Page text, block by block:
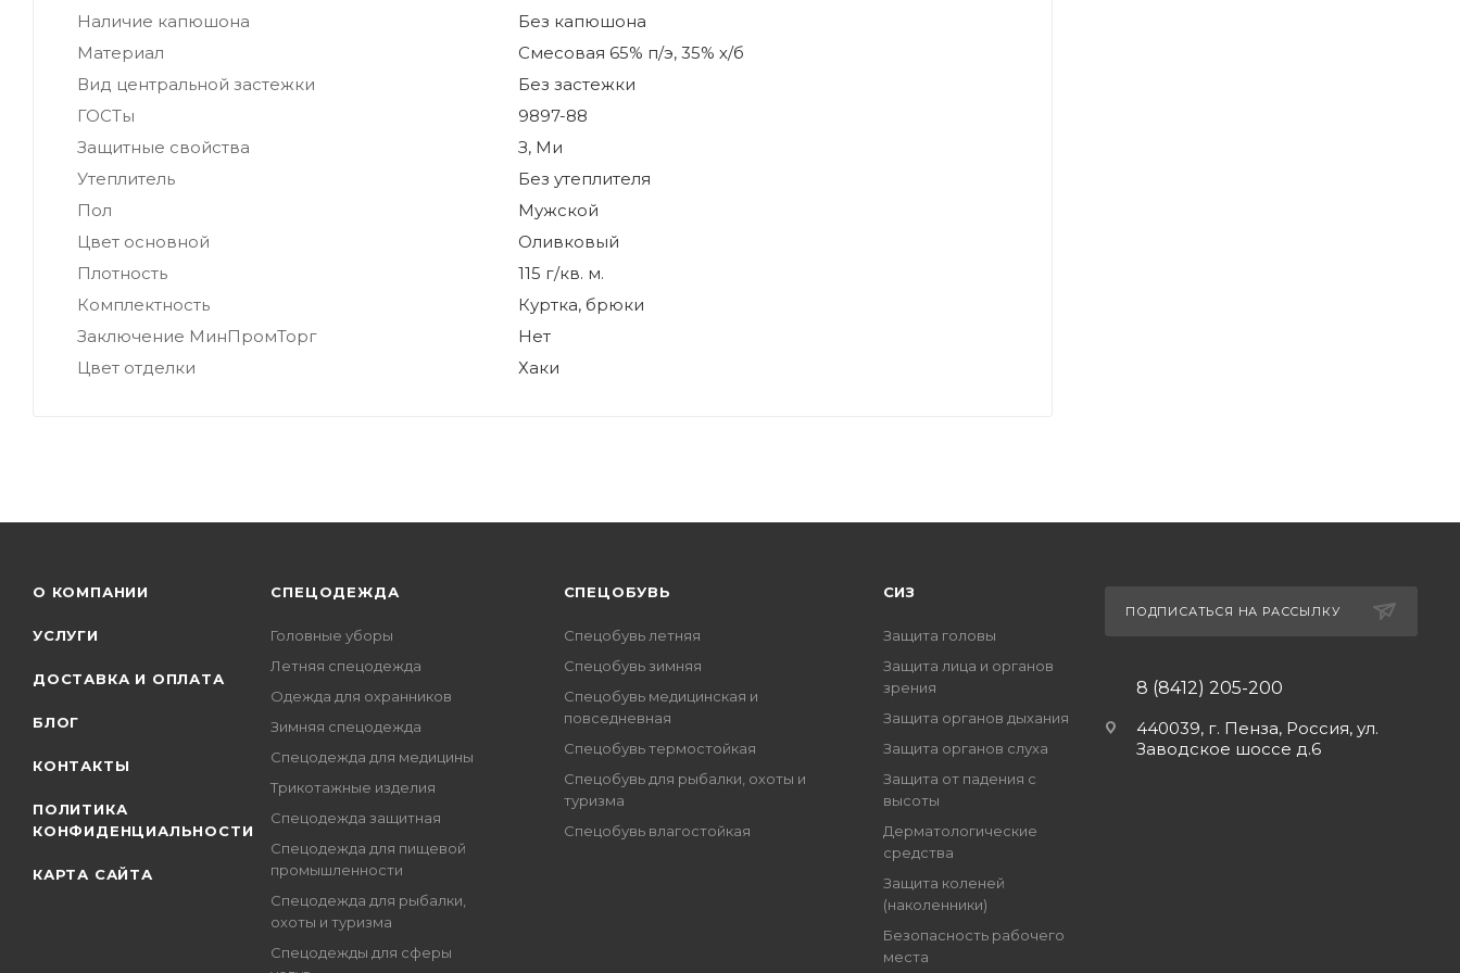
Наличие капюшона
Без капюшона
Материал
Смесовая 65% п/э, 35% х/б
Вид центральной застежки
Без застежки
ГОСТы
9897-88
Защитные свойства
З, Ми
Утеплитель
Без утеплителя
Пол
Мужской
Цвет основной
Оливковый
Плотность
115 г/кв. м.
Комплектность
Куртка, брюки
Заключение МинПромТорг
Нет
Цвет отделки
Хаки
О КОМПАНИИ
УСЛУГИ
ДОСТАВКА И ОПЛАТА
БЛОГ
КОНТАКТЫ
ПОЛИТИКА
КОНФИДЕНЦИАЛЬНОСТИ
КАРТА САЙТА
СПЕЦОДЕЖДА
Головные уборы
Летняя спецодежда
Одежда для охранников
Зимняя спецодежда
Спецодежда для медицины
Трикотажные изделия
Спецодежда защитная
Спецодежда для пищевой
промышленности
Спецодежда для рыбалки,
охоты и туризма
Спецодежды для сферы
CПЕЦОБУВЬ
Спецобувь летняя
Спецобувь зимняя
Спецобувь медицинская и
повседневная
Спецобувь термостойкая
Спецобувь для рыбалки, охоты и
туризма
Спецобувь влагостойкая
СИЗ
Защита головы
Защита лица и органов
зрения
Защита органов дыхания
Защита органов слуха
Защита от падения с
высоты
Дерматологические
средства
Защита коленей
(наколенники)
Безопасность рабочего
места
ПОДПИСАТЬСЯ НА РАССЫЛКУ
8 (8412) 205-200
440039, г. Пенза, Россия, ул.
Заводское шоссе д.6